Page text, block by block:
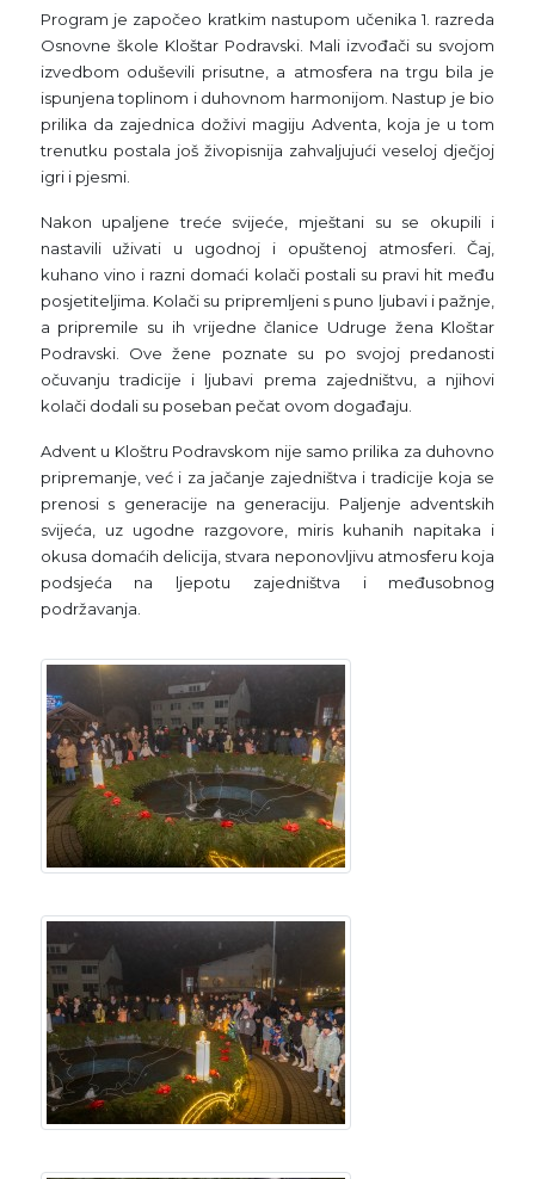
Program je započeo kratkim nastupom učenika 1. razreda
Osnovne škole Kloštar Podravski. Mali izvođači su svojom
izvedbom oduševili prisutne, a atmosfera na trgu bila je
ispunjena toplinom i duhovnom harmonijom. Nastup je bio
prilika da zajednica doživi magiju Adventa, koja je u tom
trenutku postala još živopisnija zahvaljujući veseloj dječjoj
igri i pjesmi.
Nakon upaljene treće svijeće, mještani su se okupili i
nastavili uživati u ugodnoj i opuštenoj atmosferi. Čaj,
kuhano vino i razni domaći kolači postali su pravi hit među
posjetiteljima. Kolači su pripremljeni s puno ljubavi i pažnje,
a pripremile su ih vrijedne članice Udruge žena Kloštar
Podravski. Ove žene poznate su po svojoj predanosti
očuvanju tradicije i ljubavi prema zajedništvu, a njihovi
kolači dodali su poseban pečat ovom događaju.
Advent u Kloštru Podravskom nije samo prilika za duhovno
pripremanje, već i za jačanje zajedništva i tradicije koja se
prenosi s generacije na generaciju. Paljenje adventskih
svijeća, uz ugodne razgovore, miris kuhanih napitaka i
okusa domaćih delicija, stvara neponovljivu atmosferu koja
podsjeća na ljepotu zajedništva i međusobnog
podržavanja.